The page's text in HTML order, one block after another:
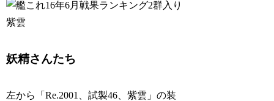
妖精さんたち
左から「Re.2001、試製46、紫雲」の装